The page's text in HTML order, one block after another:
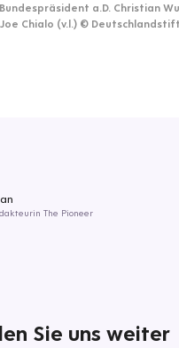
a.D. Christian
Chialo (v.l.) ©
The Pioneer
Sie uns weiter